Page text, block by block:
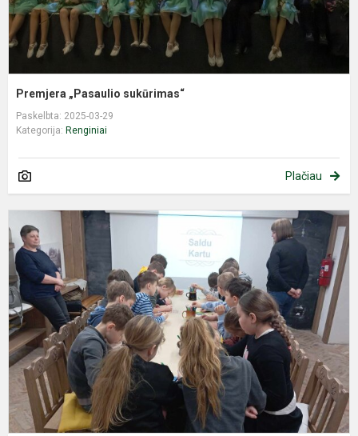
Premjera „Pasaulio sukūrimas“
Paskelbta: 2025-03-29
Kategorija: Renginiai
Plačiau